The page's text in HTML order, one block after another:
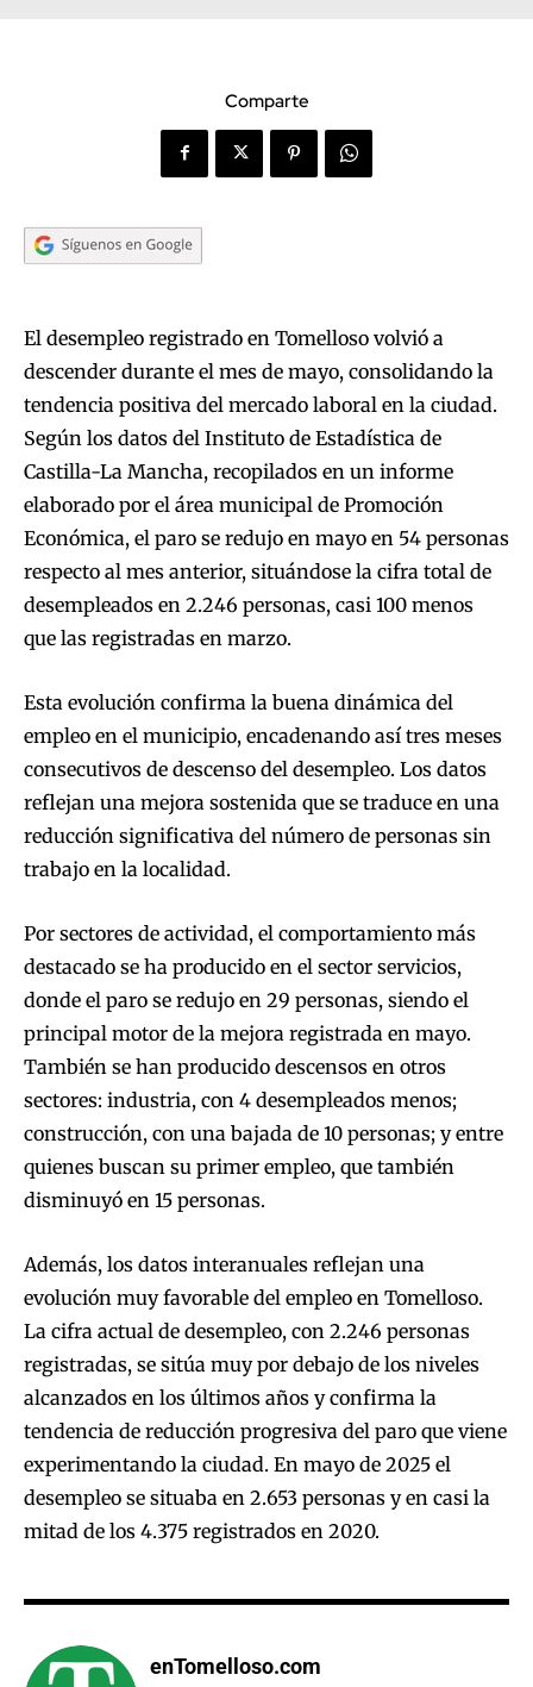
Comparte
El desempleo registrado en Tomelloso volvió a
descender durante el mes de mayo, consolidando la
tendencia positiva del mercado laboral en la ciudad.
Según los datos del Instituto de Estadística de
Castilla-La Mancha, recopilados en un informe
elaborado por el área municipal de Promoción
Económica, el paro se redujo en mayo en 54 personas
respecto al mes anterior, situándose la cifra total de
desempleados en 2.246 personas, casi 100 menos
que las registradas en marzo.
Esta evolución confirma la buena dinámica del
empleo en el municipio, encadenando así tres meses
consecutivos de descenso del desempleo. Los datos
reflejan una mejora sostenida que se traduce en una
reducción significativa del número de personas sin
trabajo en la localidad.
Por sectores de actividad, el comportamiento más
destacado se ha producido en el sector servicios,
donde el paro se redujo en 29 personas, siendo el
principal motor de la mejora registrada en mayo.
También se han producido descensos en otros
sectores: industria, con 4 desempleados menos;
construcción, con una bajada de 10 personas; y entre
quienes buscan su primer empleo, que también
disminuyó en 15 personas.
Además, los datos interanuales reflejan una
evolución muy favorable del empleo en Tomelloso.
La cifra actual de desempleo, con 2.246 personas
registradas, se sitúa muy por debajo de los niveles
alcanzados en los últimos años y confirma la
tendencia de reducción progresiva del paro que viene
experimentando la ciudad. En mayo de 2025 el
desempleo se situaba en 2.653 personas y en casi la
mitad de los 4.375 registrados en 2020.
enTomelloso.com